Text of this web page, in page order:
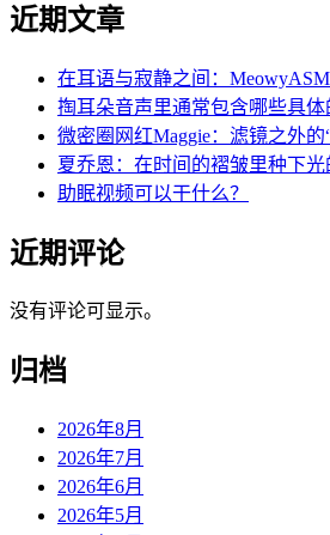
近期文章
在耳语与寂静之间：
掏耳朵音声里通常包含哪些具体
微密圈网红Maggie：滤镜之外的
夏乔恩：在时间的褶皱里种下光
助眠视频可以干什么？
近期评论
没有评论可显示。
归档
2026年8月
2026年7月
2026年6月
2026年5月